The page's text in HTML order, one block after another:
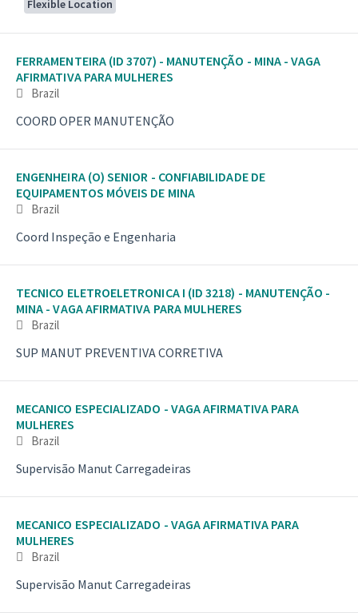
Flexible Location
FERRAMENTEIRA (ID 3707) - MANUTENÇÃO - MINA - VAGA
AFIRMATIVA PARA MULHERES
Brazil
COORD OPER MANUTENÇÃO
ENGENHEIRA (O) SENIOR - CONFIABILIDADE DE
EQUIPAMENTOS MÓVEIS DE MINA
Brazil
Coord Inspeção e Engenharia
TECNICO ELETROELETRONICA I (ID 3218) - MANUTENÇÃO -
MINA - VAGA AFIRMATIVA PARA MULHERES
Brazil
SUP MANUT PREVENTIVA CORRETIVA
MECANICO ESPECIALIZADO - VAGA AFIRMATIVA PARA
MULHERES
Brazil
Supervisão Manut Carregadeiras
MECANICO ESPECIALIZADO - VAGA AFIRMATIVA PARA
MULHERES
Brazil
Supervisão Manut Carregadeiras